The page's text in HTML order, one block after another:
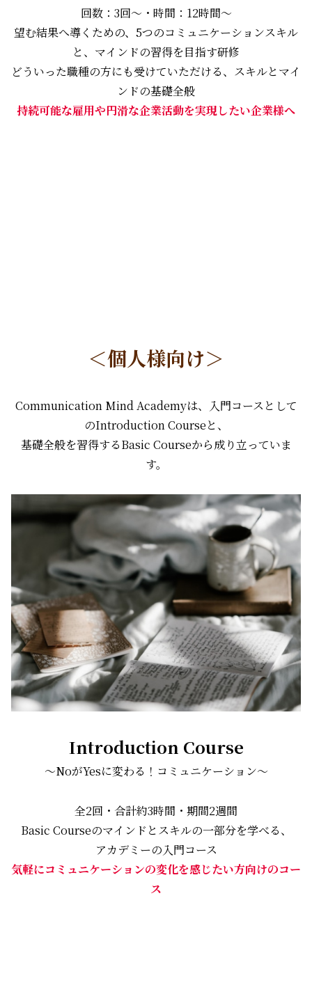
回数：3回〜・時間：12時間〜
望む結果へ導くための、5つのコミュニケーションスキル
と、マインドの習得を目指す研修
どういった職種の方にも受けていただける、スキルとマイ
ンドの基礎全般
持続可能な雇用や円滑な企業活動を実現したい企業様へ
＜個人様向け＞
Communication Mind Academyは、入門コースとして
のIntroduction Courseと、
基礎全般を習得するBasic Courseから成り立っていま
す。
Introduction Course
〜NoがYesに変わる！コミュニケーション〜
全2回・合計約3時間・期間2週間
Basic Courseのマインドとスキルの一部分を学べる、
アカデミーの入門コース
気軽にコミュニケーションの変化を感じたい方向けのコー
ス